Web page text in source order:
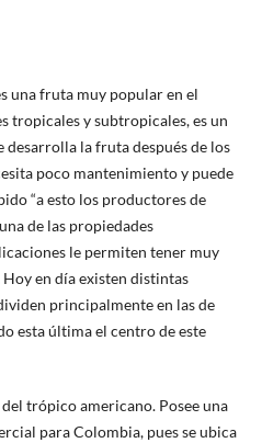
una fruta muy popular en el
tropicales y subtropicales, es un
la fruta después de los
poco mantenimiento y puede
“a esto los productores de
de las propiedades
le permiten tener muy
en día existen distintas
principalmente en las de
esta última el centro de este
trópico americano. Posee una
para Colombia, pues se ubica